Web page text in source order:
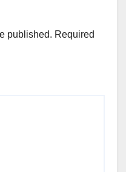
published. Required